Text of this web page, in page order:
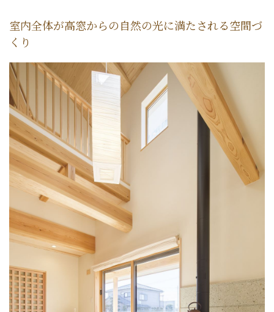
室内全体が高窓からの自然の光に満たされる空間づ
くり